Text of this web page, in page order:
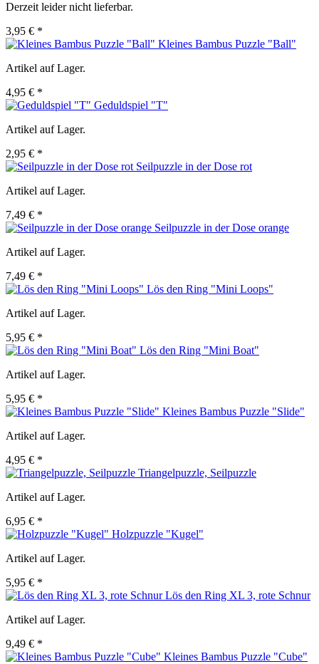
Derzeit leider nicht lieferbar.
3,95 € *
Kleines Bambus Puzzle "Ball"
Artikel auf Lager.
4,95 € *
Geduldspiel "T"
Artikel auf Lager.
2,95 € *
Seilpuzzle in der Dose rot
Artikel auf Lager.
7,49 € *
Seilpuzzle in der Dose orange
Artikel auf Lager.
7,49 € *
Lös den Ring "Mini Loops"
Artikel auf Lager.
5,95 € *
Lös den Ring "Mini Boat"
Artikel auf Lager.
5,95 € *
Kleines Bambus Puzzle "Slide"
Artikel auf Lager.
4,95 € *
Triangelpuzzle, Seilpuzzle
Artikel auf Lager.
6,95 € *
Holzpuzzle "Kugel"
Artikel auf Lager.
5,95 € *
Lös den Ring XL 3, rote Schnur
Artikel auf Lager.
9,49 € *
Kleines Bambus Puzzle "Cube"